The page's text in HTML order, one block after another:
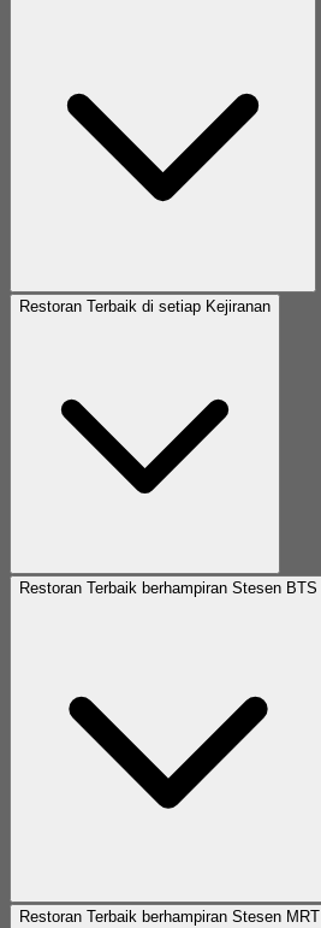
Restoran Terbaik di setiap Kejiranan
Restoran Terbaik berhampiran Stesen BTS
Restoran Terbaik berhampiran Stesen MRT